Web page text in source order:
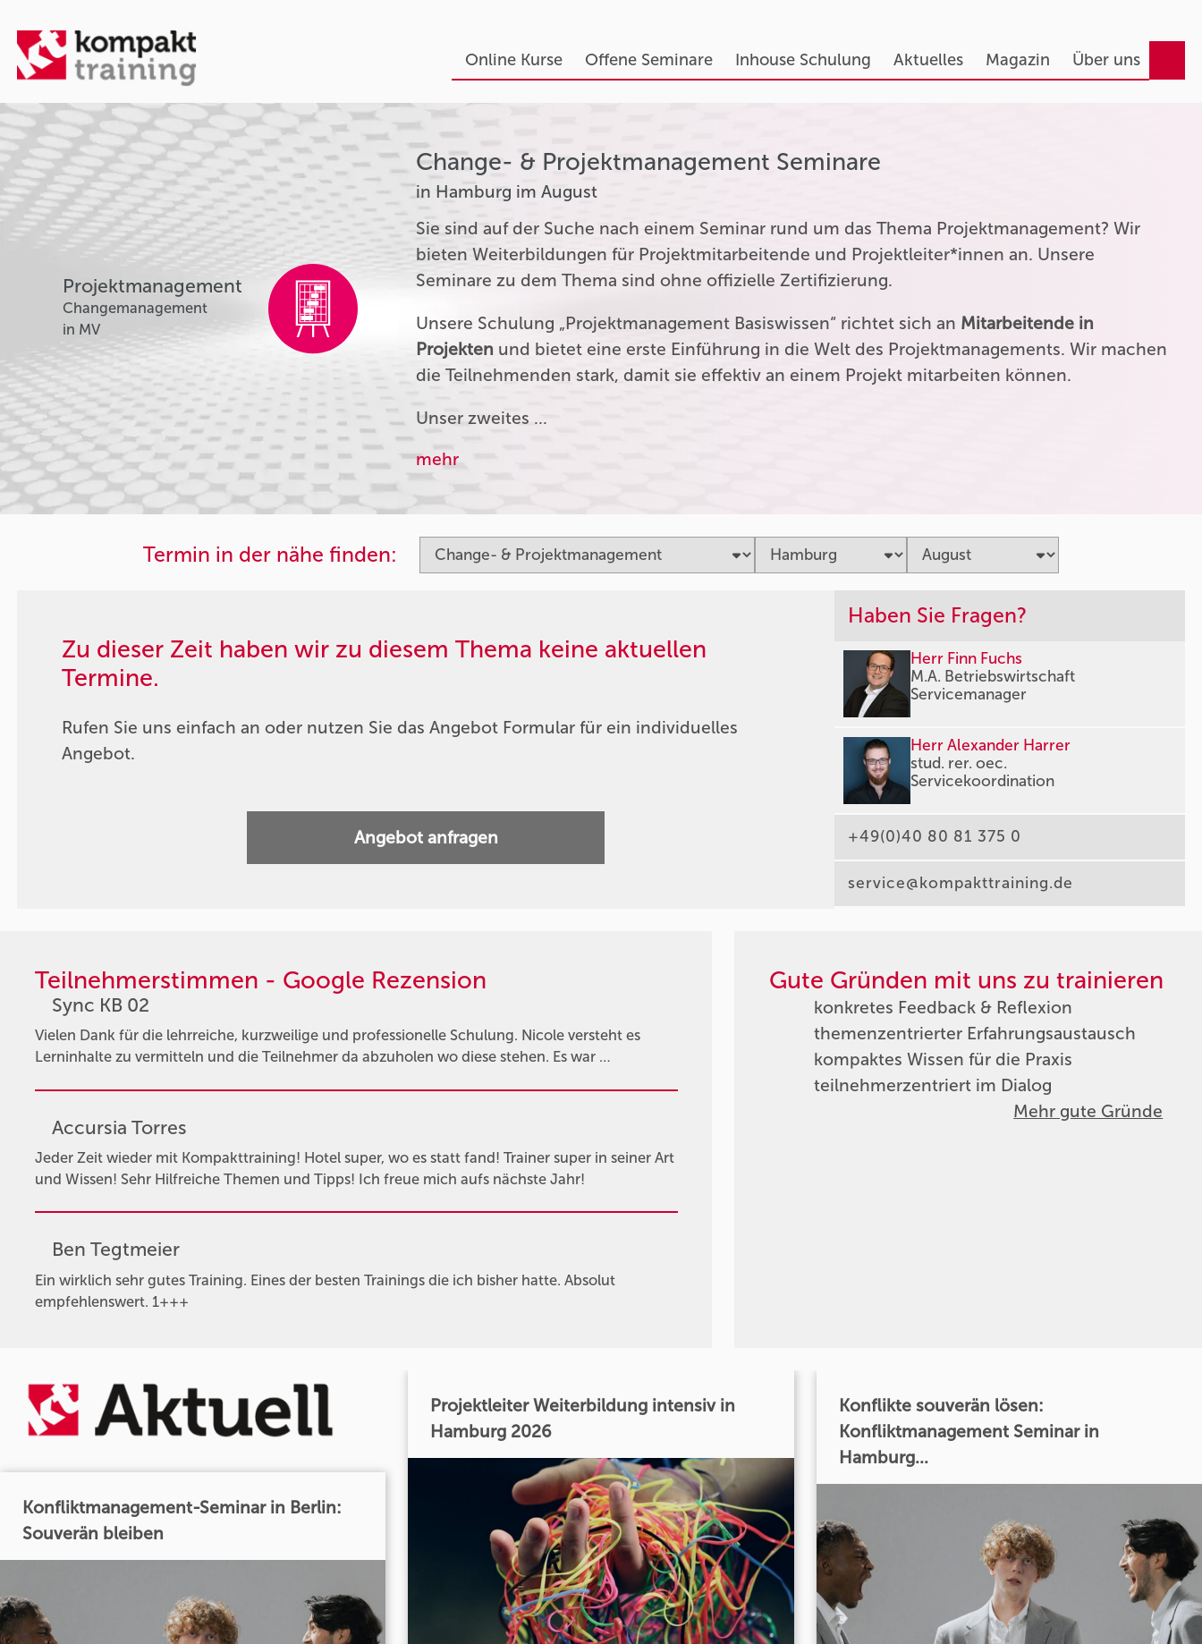
Online Kurse Offene Seminare Inhouse Schulung Aktuelles Magazin Über uns
Projektmanagement
Changemanagement
in MV
Change- & Projektmanagement Seminare
in Hamburg im August
Sie sind auf der Suche nach einem Seminar rund um das Thema Projektmanagement? Wir
bieten Weiterbildungen für Projektmitarbeitende und Projektleiter*innen an. Unsere
Seminare zu dem Thema sind ohne offizielle Zertifizierung.
Unsere Schulung „Projektmanagement Basiswissen“ richtet sich an Mitarbeitende in
Projekten und bietet eine erste Einführung in die Welt des Projektmanagements. Wir machen
die Teilnehmenden stark, damit sie effektiv an einem Projekt mitarbeiten können.
Unser zweites …
mehr
Termin in der nähe finden:
Zu dieser Zeit haben wir zu diesem Thema keine aktuellen
Termine.
Rufen Sie uns einfach an oder nutzen Sie das Angebot Formular für ein individuelles
Angebot.
Angebot anfragen
Haben Sie Fragen?
Herr Finn Fuchs
M.A. Betriebswirtschaft
Servicemanager
Herr Alexander Harrer
stud. rer. oec.
Servicekoordination
+49(0)40 80 81 375 0
service@kompakttraining.de
Teilnehmerstimmen - Google Rezension
Sync KB 02
Vielen Dank für die lehrreiche, kurzweilige und professionelle Schulung. Nicole versteht es
Lerninhalte zu vermitteln und die Teilnehmer da abzuholen wo diese stehen. Es war …
Accursia Torres
Jeder Zeit wieder mit Kompakttraining! Hotel super, wo es statt fand! Trainer super in seiner Art
und Wissen! Sehr Hilfreiche Themen und Tipps! Ich freue mich aufs nächste Jahr!
Ben Tegtmeier
Ein wirklich sehr gutes Training. Eines der besten Trainings die ich bisher hatte. Absolut
empfehlenswert. 1+++
Gute Gründen mit uns zu trainieren
konkretes Feedback & Reflexion
themenzentrierter Erfahrungsaustausch
kompaktes Wissen für die Praxis
teilnehmerzentriert im Dialog
Mehr gute Gründe
Konfliktmanagement-Seminar in Berlin:
Souverän bleiben
Projektleiter Weiterbildung intensiv in
Hamburg 2026
Konflikte souverän lösen:
Konfliktmanagement Seminar in
Hamburg...